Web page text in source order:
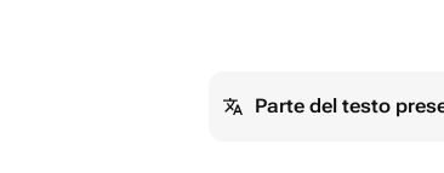
Parte del testo